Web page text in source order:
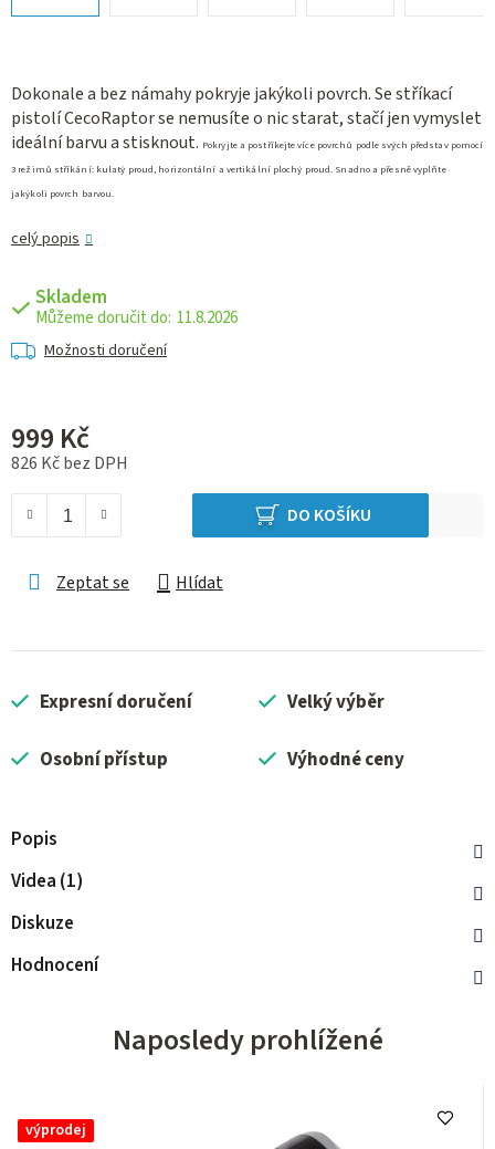
Dokonale a bez námahy pokryje jakýkoli povrch. Se stříkací
pistolí CecoRaptor se nemusíte o nic starat, stačí jen vymyslet
ideální barvu a stisknout. Pokryjte a postříkejte více povrchů podle svých představ pomocí
3 režimů stříkání: kulatý proud, horizontální a vertikální plochý proud. Snadno a přesně vyplňte
jakýkoli povrch barvou.
celý popis
Skladem
11.8.2026
Možnosti doručení
999 Kč
826 Kč bez DPH
DO KOŠÍKU
Zeptat se Hlídat
Expresní doručení Velký výběr
Osobní přístup Výhodné ceny
Popis
Videa (1)
Diskuze
Hodnocení
Naposledy prohlížené
výprodej